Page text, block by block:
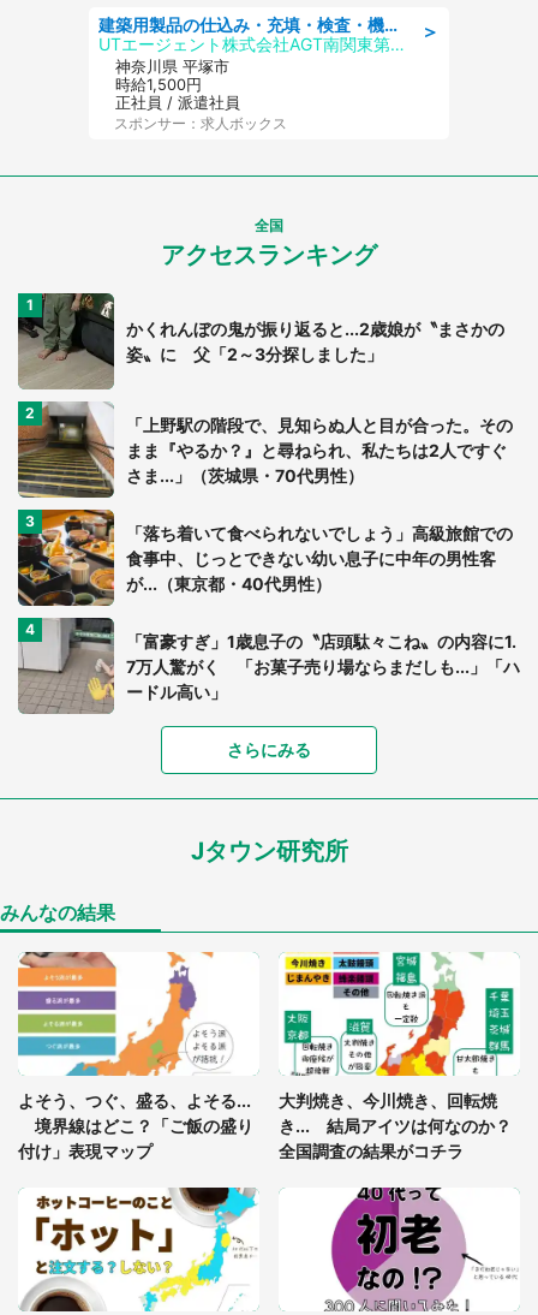
＞
建築用製品の仕込み・充填・検査・機械操作/寮完備/日払い/工場・製造
UTエージェント株式会社AGT南関東第二CU
神奈川県 平塚市
時給1,500円
正社員 / 派遣社員
スポンサー：求人ボックス
全国
アクセスランキング
かくれんぼの鬼が振り返ると...2歳娘が〝まさかの
姿〟に 父「2～3分探しました」
「上野駅の階段で、見知らぬ人と目が合った。その
まま『やるか？』と尋ねられ、私たちは2人ですぐ
さま...」（茨城県・70代男性）
「落ち着いて食べられないでしょう」高級旅館での
食事中、じっとできない幼い息子に中年の男性客
が...（東京都・40代男性）
「富豪すぎ」1歳息子の〝店頭駄々こね〟の内容に1.
7万人驚がく 「お菓子売り場ならまだしも...」「ハ
ードル高い」
あまりにも四角すぎる猫、激写される 「これもう
家に〝デカい蛾〟が居座り続けて3日間...ビビり続
「○○がない街に住んでいます」住人の呟きに30万
人驚がく 何が存在しないか、あなたはわかる？
「閉所恐怖症の私は新幹線で大パニック。隣席の青
年に『手を繋いで』とお願いしたら...」 体験談に
8万人感動
知らぬおじいさんがわざわざ声をかけてきて（兵庫
県・30代女性）
「ゾワゾワする」「本当に気持ち悪い」 道端でバ
さらにみる
Jタウン研究所
みんなの結果
よそう、つぐ、盛る、よそる...
境界線はどこ？「ご飯の盛り
付け」表現マップ
大判焼き、今川焼き、回転焼
き... 結局アイツは何なのか？
全国調査の結果がコチラ